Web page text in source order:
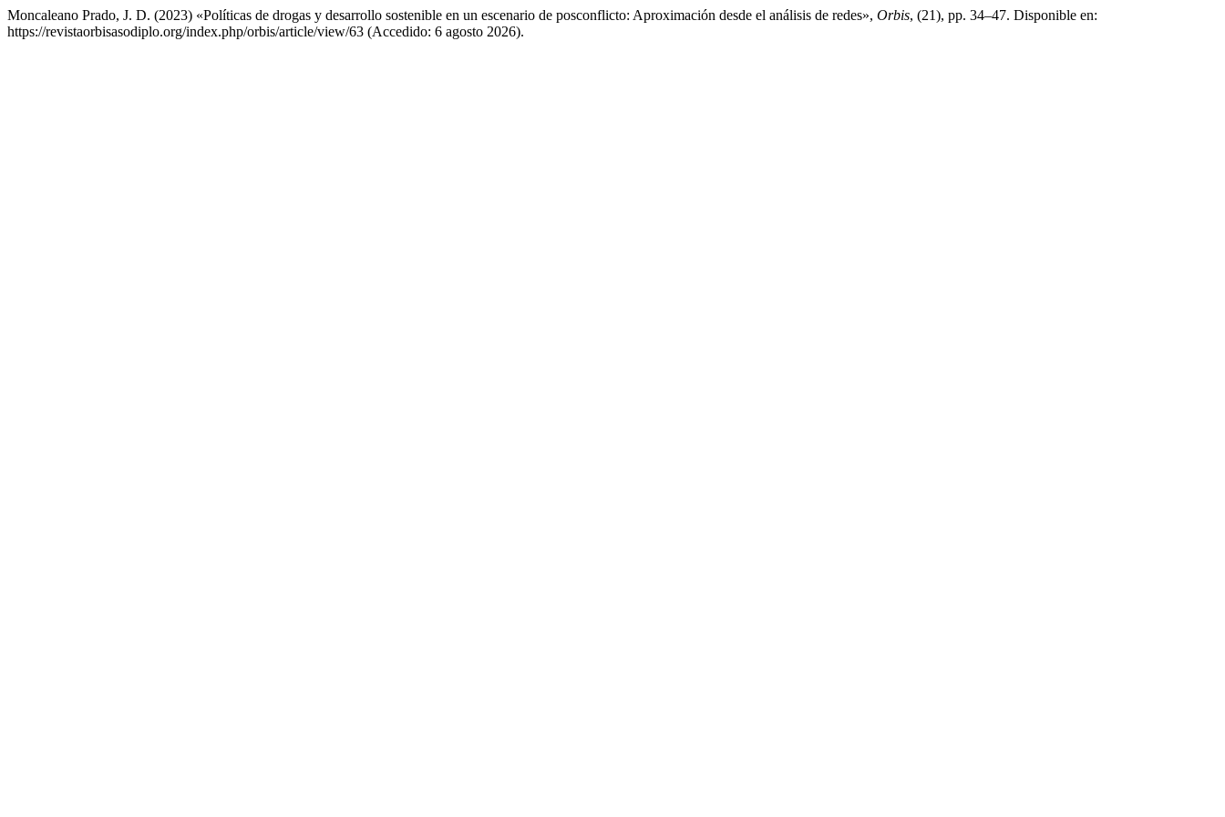
Moncaleano Prado, J. D. (2023) «Políticas de drogas y desarrollo sostenible en un escenario de posconflicto: Aproximación desde el análisis de redes», Orbis, (21), pp. 34–47. Disponible en:
https://revistaorbisasodiplo.org/index.php/orbis/article/view/63 (Accedido: 6 agosto 2026).